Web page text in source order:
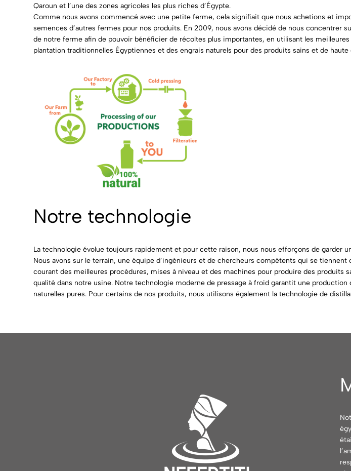
Qaroun et l’une des zones agricoles les plus riches d’Égypte.
Comme nous avons commencé avec une petite ferme, cela signifiait que nous achetions et
semences d’autres fermes pour nos produits. En 2009, nous avons décidé de nous concentrer
de notre ferme afin de pouvoir bénéficier de récoltes plus importantes, en utilisant les
plantation traditionnelles Égyptiennes et des engrais naturels pour des produits sains et de haute
Notre technologie
La technologie évolue toujours rapidement et pour cette raison, nous nous efforçons de garder
Nous avons sur le terrain, une équipe d’ingénieurs et de chercheurs compétents qui se tiennent
courant des meilleures procédures, mises à niveau et des machines pour produire des produits
qualité dans notre usine. Notre technologie moderne de pressage à froid garantit une production
naturelles pures. Pour certains de nos produits, nous utilisons également la technologie de